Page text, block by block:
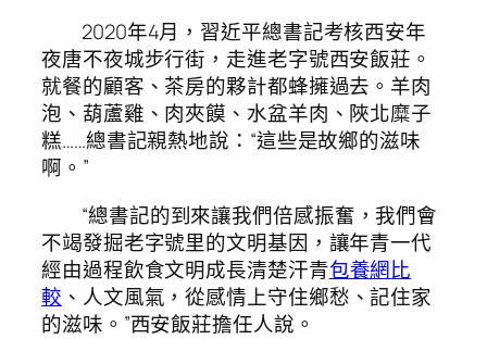
2020年4月，習近平總書記考核西安年
夜唐不夜城步行街，走進老字號西安飯莊。
就餐的顧客、茶房的夥計都蜂擁過去。羊肉
泡、葫蘆雞、肉夾饃、水盆羊肉、陜北糜子
糕……總書記親熱地說：“這些是故鄉的滋味
啊。”
“總書記的到來讓我們倍感振奮，我們會
不竭發掘老字號里的文明基因，讓年青一代
經由過程飲食文明成長清楚汗青包養網比
較 、人文風氣，從感情上守住鄉愁、記住家
的滋味。”西安飯莊擔任人說。